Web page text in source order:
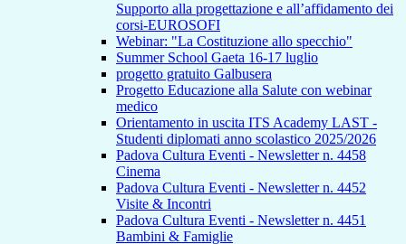
Supporto alla progettazione e all’affidamento dei
corsi-EUROSOFI
Webinar: "La Costituzione allo specchio"
Summer School Gaeta 16-17 luglio
progetto gratuito Galbusera
Progetto Educazione alla Salute con webinar
medico
Orientamento in uscita ITS Academy LAST -
Studenti diplomati anno scolastico 2025/2026
Padova Cultura Eventi - Newsletter n. 4458
Cinema
Padova Cultura Eventi - Newsletter n. 4452
Visite & Incontri
Padova Cultura Eventi - Newsletter n. 4451
Bambini & Famiglie